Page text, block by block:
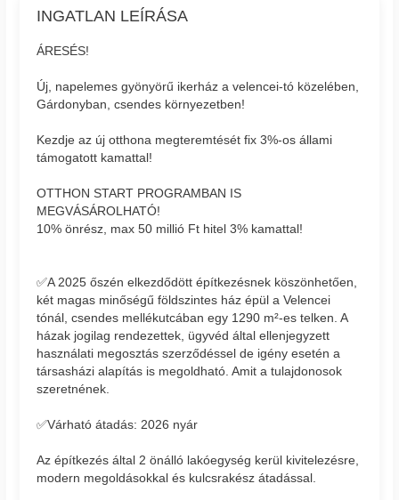
INGATLAN LEÍRÁSA
ÁRESÉS!
Új, napelemes gyönyörű ikerház a velencei-tó közelében,
Gárdonyban, csendes környezetben!
Kezdje az új otthona megteremtését fix 3%-os állami
támogatott kamattal!
OTTHON START PROGRAMBAN IS
MEGVÁSÁROLHATÓ!
10% önrész, max 50 millió Ft hitel 3% kamattal!
✅A 2025 őszén elkezdődött építkezésnek köszönhetően,
két magas minőségű földszintes ház épül a Velencei
tónál, csendes mellékutcában egy 1290 m²-es telken. A
házak jogilag rendezettek, ügyvéd által ellenjegyzett
használati megosztás szerződéssel de igény esetén a
társasházi alapítás is megoldható. Amit a tulajdonosok
szeretnének.
✅Várható átadás: 2026 nyár
Az építkezés által 2 önálló lakóegység kerül kivitelezésre,
modern megoldásokkal és kulcsrakész átadással.